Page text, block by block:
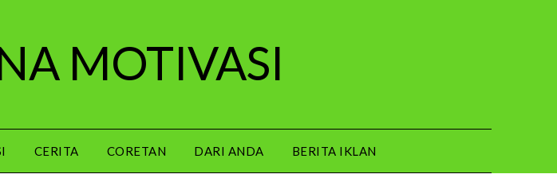
MOTIVASI
CERITA CORETAN DARI ANDA BERITA IKLAN